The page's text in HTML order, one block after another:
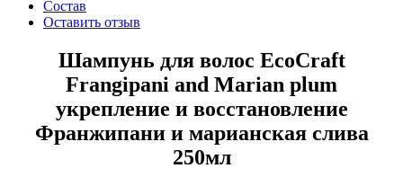
Состав
Оставить отзыв
Шампунь для волос EcoCraft
Frangipani and Marian plum
укрепление и восстановление
Франжипани и марианская слива
250мл